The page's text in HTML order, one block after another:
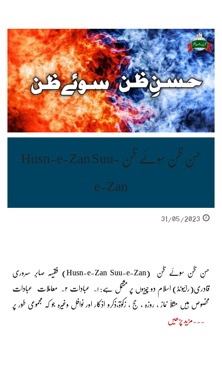
حسنِ ظن سوئے ظن Husn-e-Zan Suu-
e-Zan
31/05/2023
حسنِ ظن سوئے ظن (Husn-e-Zan Suu-e-Zan) فقیہہ صابر سروری
قادری(رائیونڈ) اسلام دو چیزوں پر مشتمل ہے: ۱۔ عبادات ۲۔ معاملات عبادات
مخصوص ہیں مثلاً نماز ، روزہ ، حج ، زکوٰۃ،ذکرو اذکار اور نوافل وغیرہ جو کہ مجموعی طور پر
مزید پڑھیں